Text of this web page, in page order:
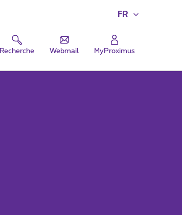
FR
Recherche Webmail MyProximus